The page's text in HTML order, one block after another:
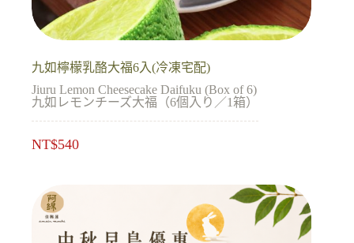
九如檸檬乳酪大福6入(冷凍宅配)
Jiuru Lemon Cheesecake Daifuku (Box of 6)
九如レモンチーズ大福（6個入り／1箱）
NT$540